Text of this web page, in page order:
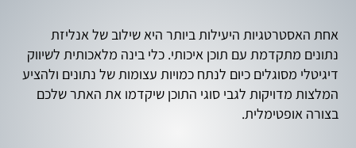
אחת האסטרטגיות היעילות ביותר היא שילוב של אנליזת
נתונים מתקדמת עם תוכן איכותי. כלי בינה מלאכותית לשיווק
דיגיטלי מסוגלים כיום לנתח כמויות עצומות של נתונים ולהציע
המלצות מדויקות לגבי סוגי התוכן שיקדמו את האתר שלכם
בצורה אופטימלית.